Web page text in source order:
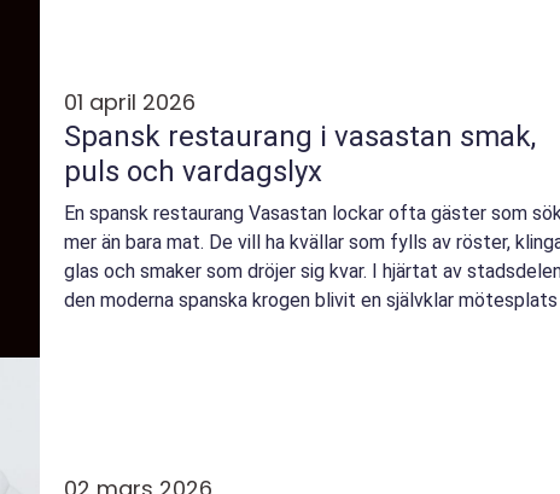
01 april 2026
Spansk restaurang i vasastan smak,
puls och vardagslyx
En spansk restaurang Vasastan lockar ofta gäster som
mer än bara mat. De vill ha kvällar som fylls av röster,
glas och smaker som dröjer sig kvar. I hjärtat av
den moderna spanska krogen blivit en självklar mötesplats